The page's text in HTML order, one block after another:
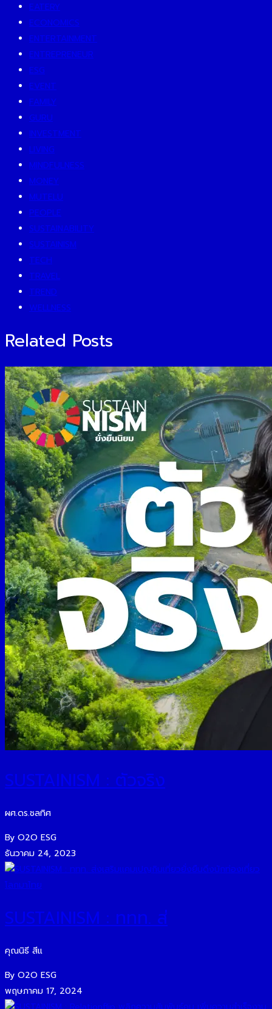
EATERY
ECONOMICS
ENTERTAINMENT
ENTREPRENEUR
ESG
EVENT
FAMILY
GURU
INVESTMENT
LIVING
MINDFULNESS
MONEY
MUTELU
PEOPLE
SUSTAINABILITY
SUSTAINISM
TECH
TRAVEL
TREND
WELLNESS
Related Posts
SUSTAINISM : ตัวจริง
ผศ.ดร.ชลทิศ
By O2O ESG
ธันวาคม 24, 2023
SUSTAINISM : ททท. ส่
คุณนิธี สีแ
By O2O ESG
พฤษภาคม 17, 2024